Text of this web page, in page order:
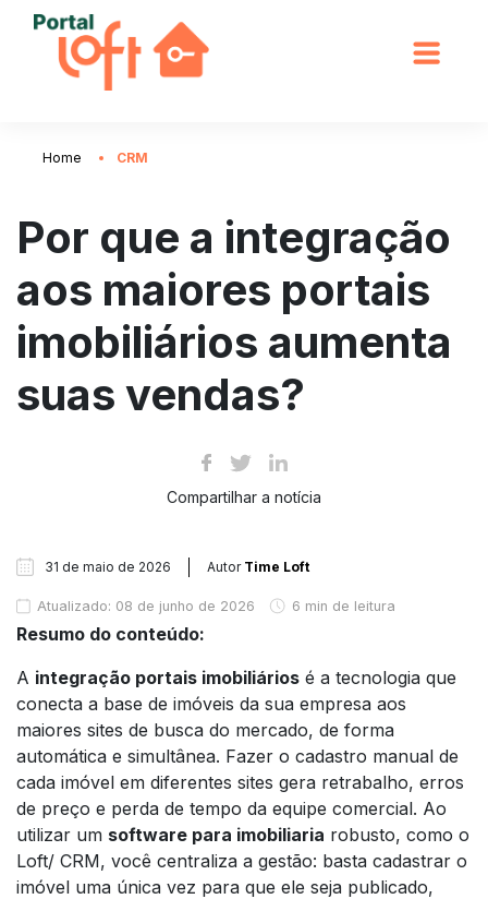
Home CRM
Por que a integração
aos maiores portais
imobiliários aumenta
suas vendas?
Compartilhar a notícia
31 de maio de 2026 Autor Time Loft
Atualizado: 08 de junho de 2026 6 min de leitura
Resumo do conteúdo:
A integração portais imobiliários é a tecnologia que
conecta a base de imóveis da sua empresa aos
maiores sites de busca do mercado, de forma
automática e simultânea. Fazer o cadastro manual de
cada imóvel em diferentes sites gera retrabalho, erros
de preço e perda de tempo da equipe comercial. Ao
utilizar um software para imobiliaria robusto, como o
Loft/ CRM, você centraliza a gestão: basta cadastrar o
imóvel uma única vez para que ele seja publicado,